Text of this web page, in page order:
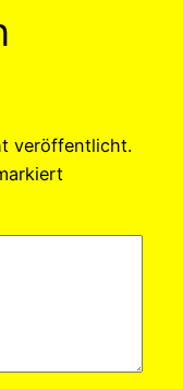
veröffentlicht.